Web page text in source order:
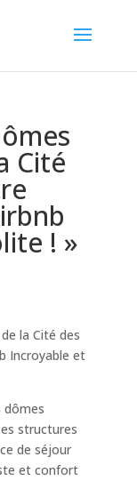
Cité
! »
la Cité des
Incroyable et
dômes
structures
de séjour
et confort